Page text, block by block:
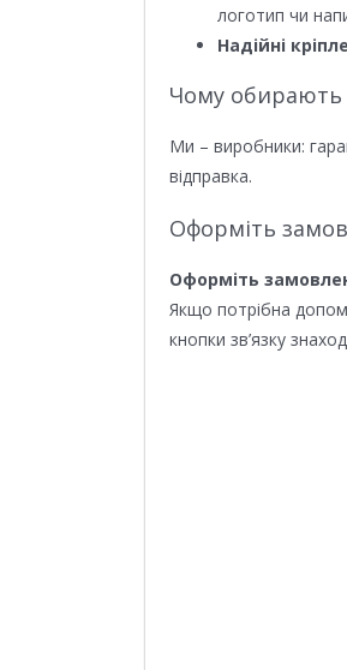
логотип чи
Надійні
Чому обирають
Ми – виробники:
відправка.
Оформіть
Оформіть
Якщо потрібна
кнопки зв’язку